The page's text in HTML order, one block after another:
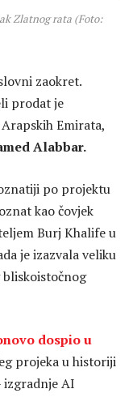
Zlatnog rata (Foto:
zaokret.
prodat je
Emirata,
Alabbar.
po projektu
kao čovjek
Burj Khalife u
je izazvala veliku
dospio u
projeka u historiji
izgradnje AI